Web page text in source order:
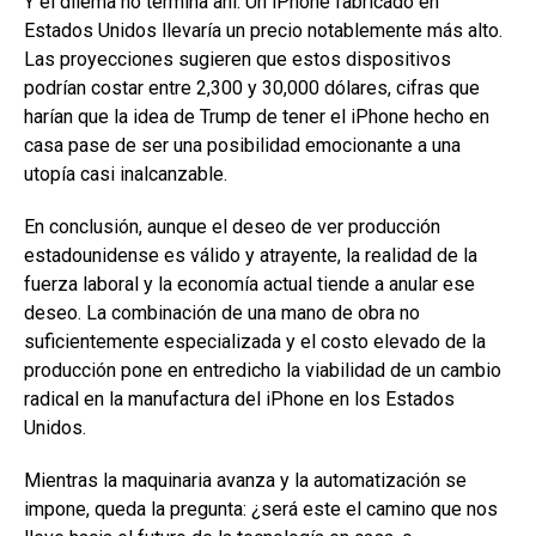
Estados Unidos llevaría un precio notablemente más alto.
Las proyecciones sugieren que estos dispositivos
podrían costar entre 2,300 y 30,000 dólares, cifras que
harían que la idea de Trump de tener el iPhone hecho en
casa pase de ser una posibilidad emocionante a una
utopía casi inalcanzable.
En conclusión, aunque el deseo de ver producción
estadounidense es válido y atrayente, la realidad de la
fuerza laboral y la economía actual tiende a anular ese
deseo. La combinación de una mano de obra no
suficientemente especializada y el costo elevado de la
producción pone en entredicho la viabilidad de un cambio
radical en la manufactura del iPhone en los Estados
Unidos.
Mientras la maquinaria avanza y la automatización se
impone, queda la pregunta: ¿será este el camino que nos